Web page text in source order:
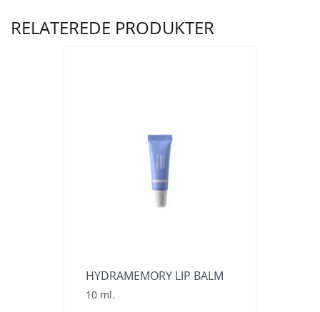
RELATEREDE PRODUKTER
HYDRAMEMORY LIP BALM
10 ml.